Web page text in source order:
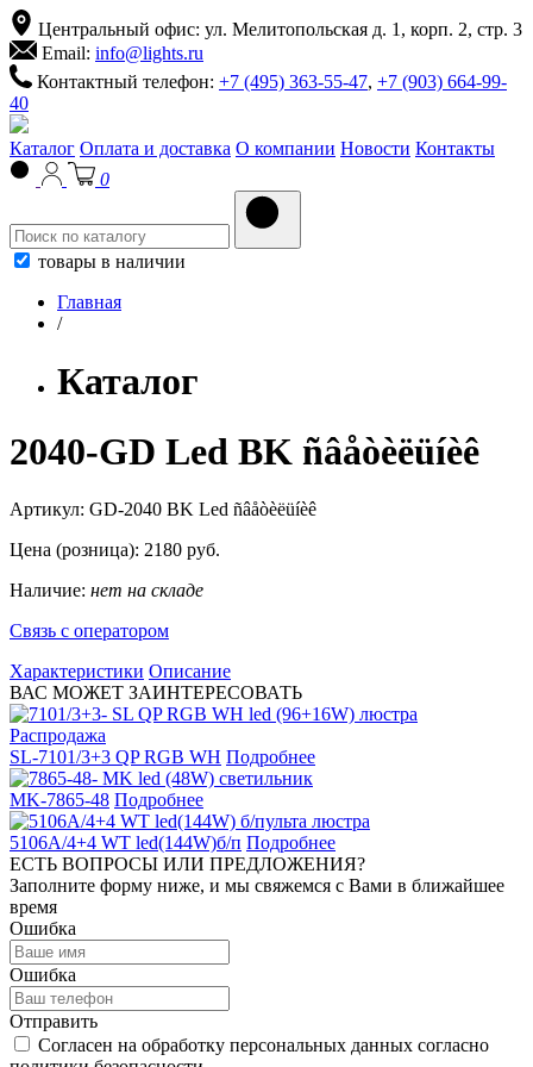
Центральный офис: ул. Мелитопольская д. 1, корп. 2, стр. 3
Email: info@lights.ru
Контактный телефон: +7 (495) 363-55-47, +7 (903) 664-99-
40
Каталог Оплата и доставка О компании Новости Контакты
0
товары в наличии
Главная
/
Каталог
2040-GD Led BK ñâåòèëüíèê
Артикул: GD-2040 BK Led ñâåòèëüíèê
Цена (розница): 2180 руб.
Наличие: нет на складе
Связь с оператором
Характеристики Описание
ВАС МОЖЕТ ЗАИНТЕРЕСОВАТЬ
Распродажа
SL-7101/3+3 QP RGB WH Подробнее
MK-7865-48 Подробнее
5106A/4+4 WT led(144W)б/п Подробнее
ЕСТЬ ВОПРОСЫ ИЛИ ПРЕДЛОЖЕНИЯ?
Заполните форму ниже, и мы свяжемся с Вами в ближайшее
время
Ошибка
Ошибка
Отправить
Согласен на обработку персональных данных согласно